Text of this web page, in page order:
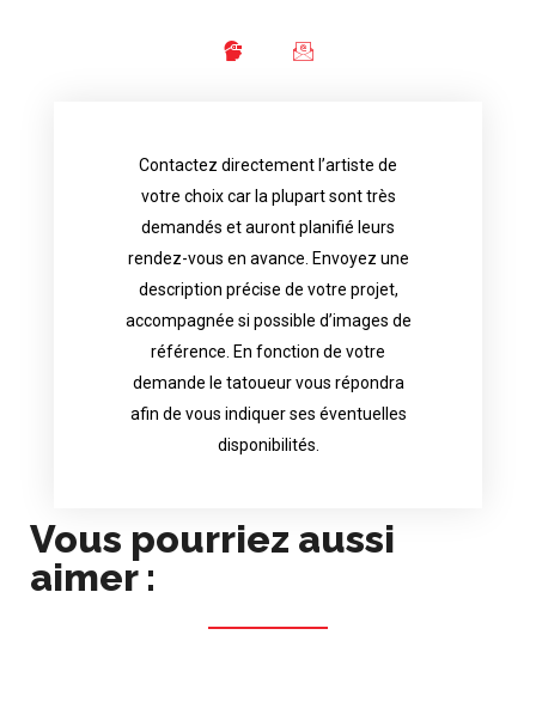
Contactez directement l’artiste de
votre choix car la plupart sont très
demandés et auront planifié leurs
rendez-vous en avance. Envoyez une
description précise de votre projet,
accompagnée si possible d’images de
référence. En fonction de votre
demande le tatoueur vous répondra
afin de vous indiquer ses éventuelles
disponibilités.
Contact directly the artist of your
choice because most are in great
appointments in advance. Send an
accurate description of your project, if
possible attached with reference
images. Depending your request, the
tattoo artist will answer to tell you his
Vous pourriez aussi
aimer :